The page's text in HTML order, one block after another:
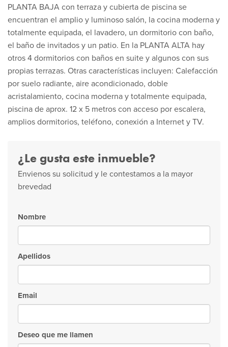
PLANTA BAJA con terraza y cubierta de piscina se
encuentran el amplio y luminoso salón, la cocina moderna y
totalmente equipada, el lavadero, un dormitorio con baño,
el baño de invitados y un patio. En la PLANTA ALTA hay
otros 4 dormitorios con baños en suite y algunos con sus
propias terrazas. Otras características incluyen: Calefacción
por suelo radiante, aire acondicionado, doble
acristalamiento, cocina moderna y totalmente equipada,
piscina de aprox. 12 x 5 metros con acceso por escalera,
amplios dormitorios, teléfono, conexión a Internet y TV.
¿Le gusta este inmueble?
Envienos su solicitud y le contestamos a la mayor
brevedad
Nombre
Apellidos
Email
Deseo que me llamen